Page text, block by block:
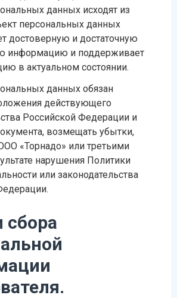
данных исходят из
персональных данных
достоверную и достаточную
информацию и поддерживает
в актуальном состоянии.
данных обязан
действующего
Российской Федерации и
возмещать убытки,
«Торнадо» или третьими
нарушения Политики
или законодательства
сбора